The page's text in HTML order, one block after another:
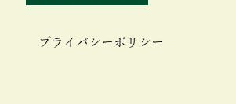
プライバシーポリシー